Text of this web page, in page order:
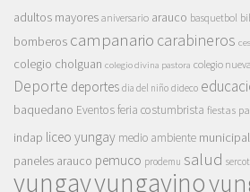
adultos mayores aniversario arauco basquetbol
bomberos campanario carabineros
colegio cholguan colegio divina pastora colegio
Deporte deportes dia del niño dideco
baquedano Eventosferia costumbrista fiestas
indap liceo yungay medio ambiente
paneles arauco pemuco prodemu salud
yungayyungayino